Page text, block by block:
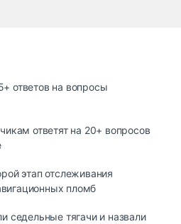
ответов на вопросы
ответят на 20+ вопросов
этап отслеживания
пломб
седельные тягачи и назвали